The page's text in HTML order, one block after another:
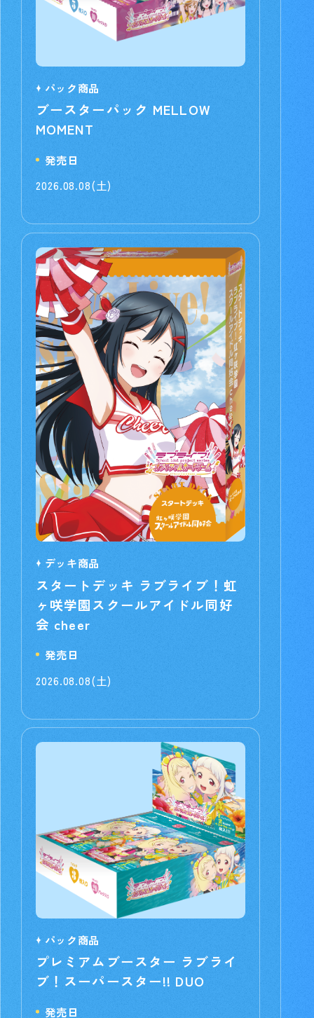
パック商品
ブースターパック MELLOW
MOMENT
発売日
2026.08.08(土)
デッキ商品
スタートデッキ ラブライブ！虹
ヶ咲学園スクールアイドル同好
会 cheer
発売日
2026.08.08(土)
パック商品
プレミアムブースター ラブライ
ブ！スーパースター!! DUO
発売日